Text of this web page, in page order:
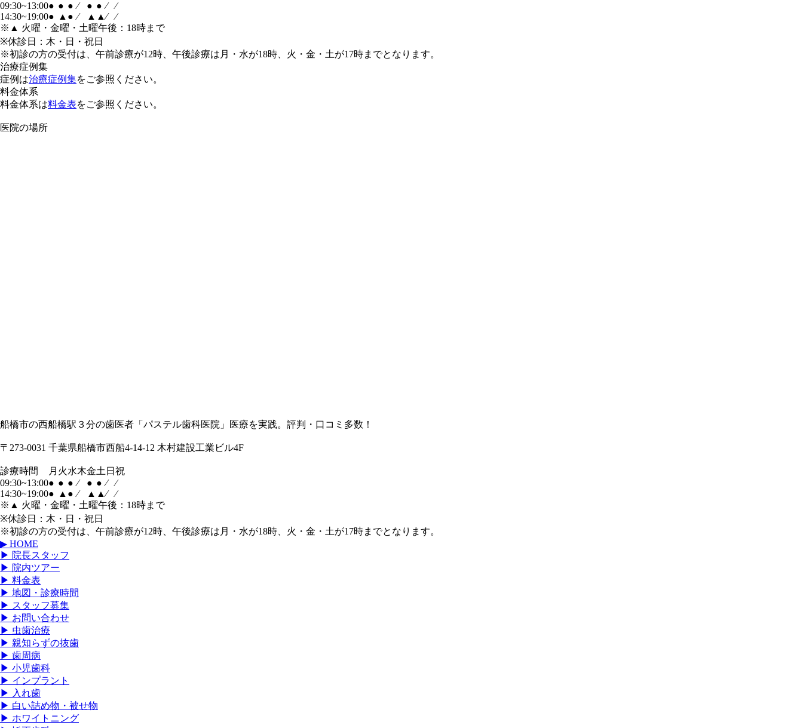
09:30~13:00● ● ● ⁄ ● ● ⁄
⁄
14:30~19:00● ▲ ● ⁄ ▲ ▲⁄
⁄
※▲ 火曜・金曜・土曜午後：18時まで
※休診日：木・日・祝日
※初診の方の受付は、午前診療が12時、午後診療は月・水が18時、火・金・土が17時までとなります。
治療症例集
症例は治療症例集をご参照ください。
料金体系
料金体系は料金表をご参照ください。
医院の場所
船橋市の西船橋駅３分の歯医者「パステル歯科医院」医療を実践。評判・口コミ多数！
〒273-0031 千葉県船橋市西船4-14-12 木村建設工業ビル4F
診療時間 月 火水木金土 日 祝
09:30~13:00● ● ● ⁄ ● ● ⁄
⁄
14:30~19:00● ▲ ● ⁄ ▲ ▲⁄
⁄
※▲ 火曜・金曜・土曜午後：18時まで
※休診日：木・日・祝日
※初診の方の受付は、午前診療が12時、午後診療は月・水が18時、火・金・土が17時までとなります。
▶ HOME
▶ 院長スタッフ
▶ 院内ツアー
▶ 料金表
▶ 地図・診療時間
▶ スタッフ募集
▶ お問い合わせ
▶ 虫歯治療
▶ 親知らずの抜歯
▶ 歯周病
▶ 小児歯科
▶ インプラント
▶ 入れ歯
▶ 白い詰め物・被せ物
▶ ホワイトニング